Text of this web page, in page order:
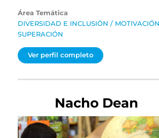
Área Temática
DIVERSIDAD E INCLUSIÓN /
SUPERACIÓN
Ver perfil completo
Nacho Dean